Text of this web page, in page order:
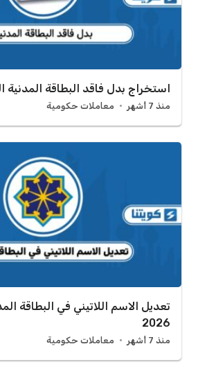
استخراج بدل فاقد البطاقة المدنية
منذ 7 أشهر معاملات حكومية
تعديل الاسم اللاتيني في البطاقة
2026
منذ 7 أشهر معاملات حكومية